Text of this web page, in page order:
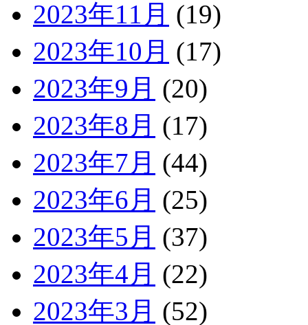
2023年11月 (19)
2023年10月 (17)
2023年9月 (20)
2023年8月 (17)
2023年7月 (44)
2023年6月 (25)
2023年5月 (37)
2023年4月 (22)
2023年3月 (52)